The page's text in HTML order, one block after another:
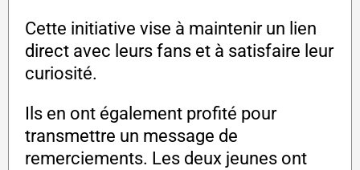
Cette initiative vise à maintenir un lien
direct avec leurs fans et à satisfaire leur
curiosité.
Ils en ont également profité pour
transmettre un message de
remerciements. Les deux jeunes ont